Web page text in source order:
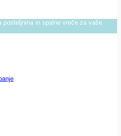
in spalne vreče za vaše